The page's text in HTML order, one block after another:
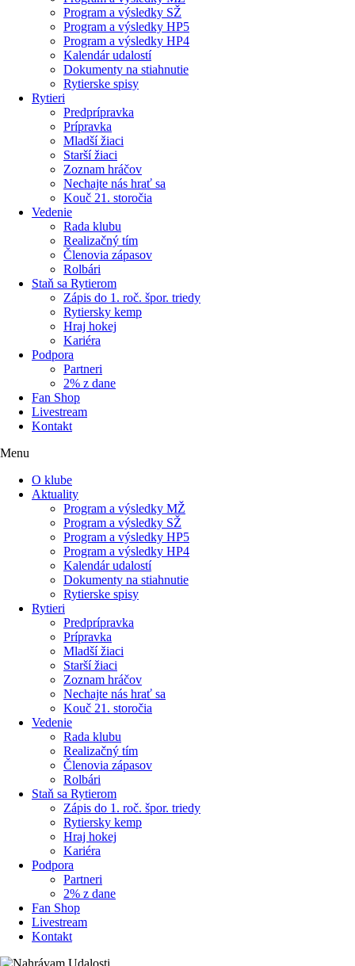
Program a výsledky SŽ
Program a výsledky HP5
Program a výsledky HP4
Kalendár udalostí
Dokumenty na stiahnutie
Rytierske spisy
Rytieri
Predprípravka
Prípravka
Mladší žiaci
Starší žiaci
Zoznam hráčov
Nechajte nás hrať sa
Kouč 21. storočia
Vedenie
Rada klubu
Realizačný tím
Členovia zápasov
Rolbári
Staň sa Rytierom
Zápis do 1. roč. špor. triedy
Rytiersky kemp
Hraj hokej
Kariéra
Podpora
Partneri
2% z dane
Fan Shop
Livestream
Kontakt
Menu
O klube
Aktuality
Program a výsledky MŽ
Program a výsledky SŽ
Program a výsledky HP5
Program a výsledky HP4
Kalendár udalostí
Dokumenty na stiahnutie
Rytierske spisy
Rytieri
Predprípravka
Prípravka
Mladší žiaci
Starší žiaci
Zoznam hráčov
Nechajte nás hrať sa
Kouč 21. storočia
Vedenie
Rada klubu
Realizačný tím
Členovia zápasov
Rolbári
Staň sa Rytierom
Zápis do 1. roč. špor. triedy
Rytiersky kemp
Hraj hokej
Kariéra
Podpora
Partneri
2% z dane
Fan Shop
Livestream
Kontakt